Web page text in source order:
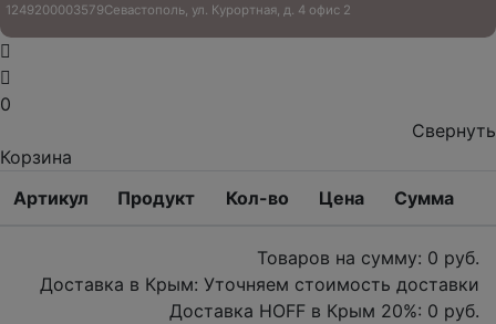
1249200003579Севастополь, ул. Курортная, д. 4 офис 2
0
Свернуть
Корзина
Артикул
Продукт Кол-во Цена Сумма
Товаров на сумму: 0 руб.
Доставка в Крым: Уточняем стоимость доставки
Доставка HOFF в Крым 20%: 0 руб.